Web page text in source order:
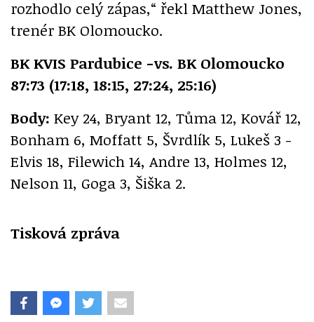
rozhodlo celý zápas,“ řekl Matthew Jones,
trenér BK Olomoucko.
BK KVIS Pardubice -vs. BK Olomoucko
87:73 (17:18, 18:15, 27:24, 25:16)
Body: Key 24, Bryant 12, Tůma 12, Kovář 12,
Bonham 6, Moffatt 5, Švrdlík 5, Lukeš 3 -
Elvis 18, Filewich 14, Andre 13, Holmes 12,
Nelson 11, Goga 3, Šiška 2.
Tisková zpráva